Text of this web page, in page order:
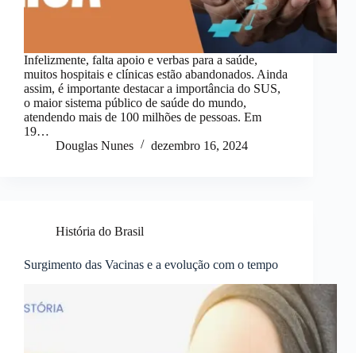
Infelizmente, falta apoio e verbas para a saúde,
muitos hospitais e clínicas estão abandonados. Ainda
assim, é importante destacar a importância do SUS,
o maior sistema público de saúde do mundo,
atendendo mais de 100 milhões de pessoas. Em
19…
Douglas Nunes
dezembro 16, 2024
História do Brasil
Surgimento das Vacinas e a evolução com o tempo